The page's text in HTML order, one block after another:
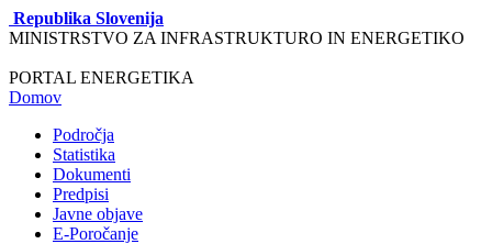
Republika Slovenija
MINISTRSTVO ZA INFRASTRUKTURO IN ENERGETIKO
PORTAL ENERGETIKA
Domov
Področja
Statistika
Dokumenti
Predpisi
Javne objave
E-Poročanje